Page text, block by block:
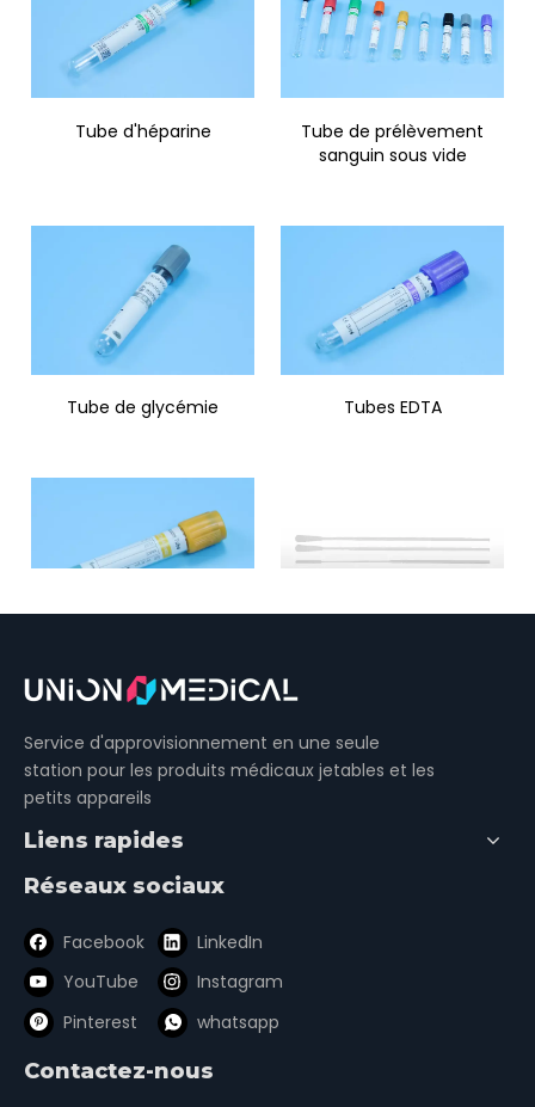
Tube d'héparine
Tube de prélèvement
sanguin sous vide
Tube de glycémie Tubes EDTA
gel et de caillot
Écouvillon de transport
avec Amies
1 3
Service d'approvisionnement en une seule
station pour les produits médicaux jetables et les
petits appareils
Liens rapides
Réseaux sociaux
Facebook
LinkedIn
YouTube
Instagram
Pinterest
whatsapp
Contactez-nous